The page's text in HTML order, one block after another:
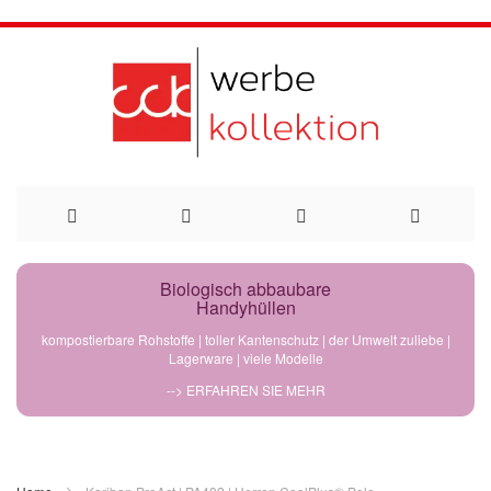
Direkt
Biologisch abbaubare
Handyhüllen
kompostierbare Rohstoffe | toller Kantenschutz | der Umwelt zuliebe |
Lagerware | viele Modelle
--> ERFAHREN SIE MEHR